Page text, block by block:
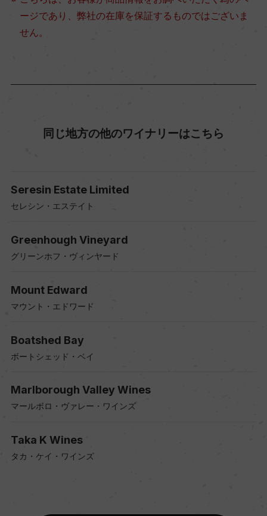
ージであり、弊社の在庫を保証するものではございま
せん。
同じ地方の他のワイナリーはこちら
Seresin Estate Limited
セレシン・エステイト
Greenhough Vineyard
グリーンホフ・ヴィンヤード
Mount Edward
マウント・エドワード
Boatshed Bay
ボートシェッド・ベイ
Marlborough Valley Wines
マールボロ・ヴァレー・ワインズ
Taka K Wines
タカ・ケイ・ワインズ